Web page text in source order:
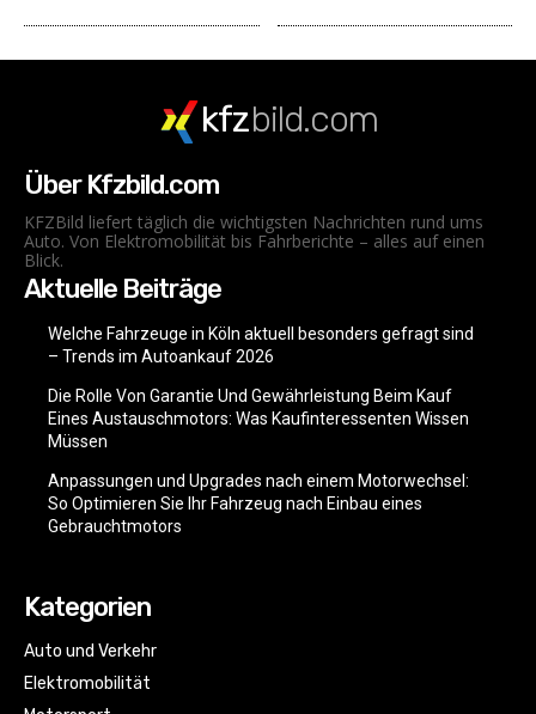
kfzbild.com
Über Kfzbild.com
KFZBild liefert täglich die wichtigsten Nachrichten rund ums
Auto. Von Elektromobilität bis Fahrberichte – alles auf einen
Blick.
Aktuelle Beiträge
Welche Fahrzeuge in Köln aktuell besonders gefragt sind
– Trends im Autoankauf 2026
Die Rolle Von Garantie Und Gewährleistung Beim Kauf
Eines Austauschmotors: Was Kaufinteressenten Wissen
Müssen
Anpassungen und Upgrades nach einem Motorwechsel:
So Optimieren Sie Ihr Fahrzeug nach Einbau eines
Gebrauchtmotors
Kategorien
Auto und Verkehr
Elektromobilität